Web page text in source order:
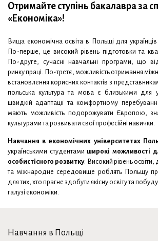
Отримайте ступінь бакалавра за
«Економіка»!
Вища економічна освіта в Польщі для
По-перше, це високий рівень підготовки та
По-друге, сучасні навчальні програми, що
ринку праці. По-третє, можливість отримання
встановлення корисних контактів з
польська культура та мова є близькими для
швидкій адаптації та комфортному
мають можливість подорожувати Європою,
культурами та розвивати свої професійні навички.
Навчання в економічних університетах
українськими студентами широкі можливості
особистісного розвитку. Високий рівень освіти,
та міжнародне середовище роблять Польщу
для тих, хто прагне здобути якісну освіту та
галузі економіки.
Навчання в Польщі